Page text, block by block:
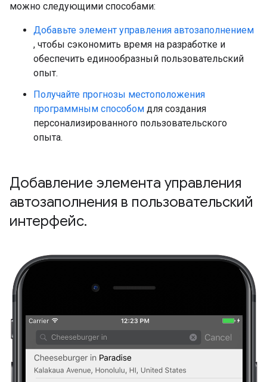
можно следующими способами:
Добавьте элемент управления автозаполнением
, чтобы сэкономить время на разработке и
обеспечить единообразный пользовательский
опыт.
Получайте прогнозы местоположения
программным способом для создания
персонализированного пользовательского
опыта.
Добавление элемента управления
автозаполнения в пользовательский
интерфейс.